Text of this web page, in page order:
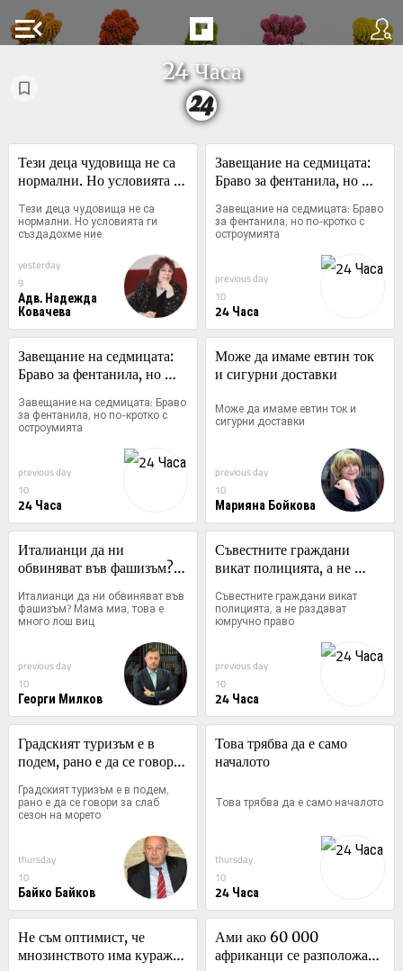
menu_open
24 Часа
Тези деца чудовища не са
нормални. Но условията
Тези деца чудовища не са
нормални. Но условията ги
създадохме ние
yesterday
9
Адв. Надежда
Ковачева
Завещание на седмицата:
Браво за фентанила, но
Завещание на седмицата: Браво
за фентанила, но по-кротко с
остроумията
previous day
10
24 Часа
Завещание на седмицата:
Браво за фентанила, но
Завещание на седмицата: Браво
за фентанила, но по-кротко с
остроумията
previous day
10
24 Часа
Може да имаме евтин ток
и сигурни доставки
Може да имаме евтин ток и
сигурни доставки
previous day
10
Марияна Бойкова
Италианци да ни
обвиняват във фашизъм?
лош виц
Италианци да ни обвиняват във
фашизъм? Мама миа, това е
много лош виц
previous day
10
Георги Милков
Съвестните граждани
викат полицията, а не
Съвестните граждани викат
полицията, а не раздават
юмручно право
previous day
10
24 Часа
Градският туризъм е в
подем, рано е да се говори
Градският туризъм е в подем,
рано е да се говори за слаб
сезон на морето
thursday
10
Байко Байков
Това трябва да е само
началото
Това трябва да е само началото
thursday
10
24 Часа
Не съм оптимист, че
мнозинството има куража
Ами ако 60 000
африканци се разположат